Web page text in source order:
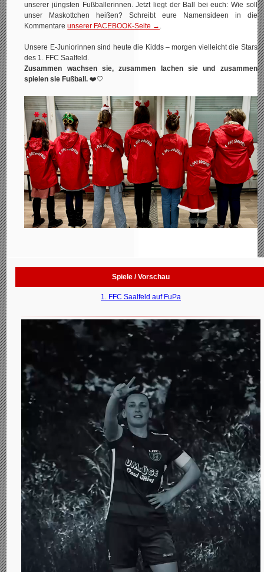
unserer jüngsten Fußballerinnen. Jetzt liegt der Ball bei euch: Wie soll
unser Maskottchen heißen? Schreibt eure Namensideen in die
Kommentareunserer FACEBOOK-Seite → .
Unsere E‑Juniorinnen sind heute die Kidds – morgen vielleicht die Stars
des 1. FFC Saalfeld.
Zusammen wachsen sie, zusammen lachen sie und zusammen
spielen sie Fußball. ❤️🤍
Spiele / Vorschau
1. FFC Saalfeld auf FuPa